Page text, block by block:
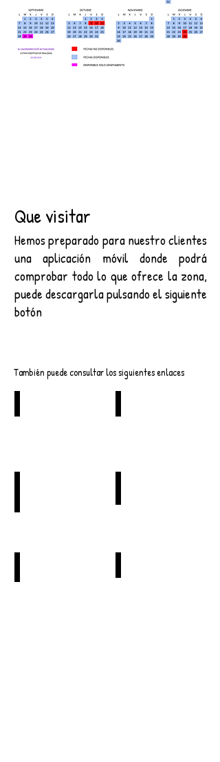
Que visitar
Hemos preparado para nuestro clientes
una aplicación móvil donde podrá
comprobar todo lo que ofrece la zona,
puede descargarla pulsando el siguiente
botón
También puede consultar los siguientes enlaces